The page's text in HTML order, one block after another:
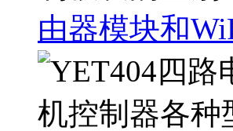
由器模块和